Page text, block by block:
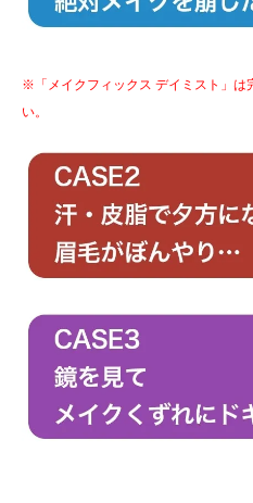
※「メイクフィックス デイミスト」は
い。